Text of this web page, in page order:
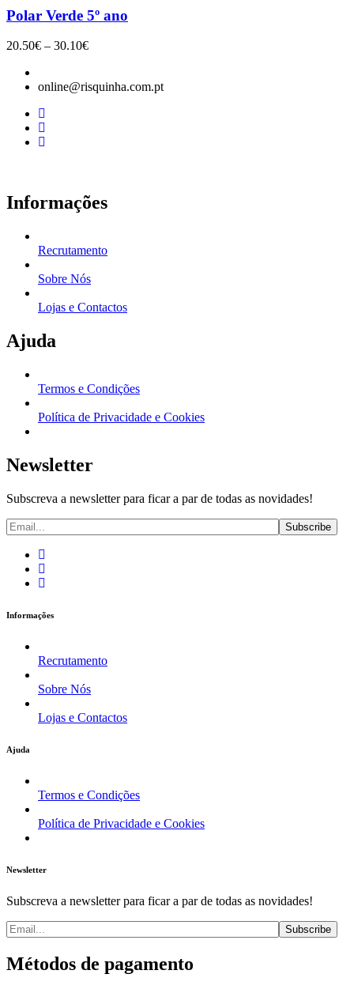
Polar Verde 5º ano
20.50€ – 30.10€Price
through
online@risquinha.com.pt
Informações
Recrutamento
Sobre Nós
Lojas e Contactos
Ajuda
Termos e Condições
Política de Privacidade e Cookies
Newsletter
Subscreva a newsletter para ficar a par de todas as novidades!
Informações
Recrutamento
Sobre Nós
Lojas e Contactos
Ajuda
Termos e Condições
Política de Privacidade e Cookies
Newsletter
Subscreva a newsletter para ficar a par de todas as novidades!
Métodos de pagamento